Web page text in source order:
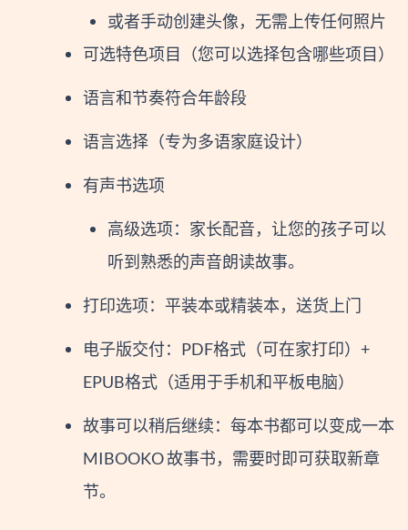
或者手动创建头像，无需上传任何照片
可选特色项目（您可以选择包含哪些项目）
语言和节奏符合年龄段
语言选择（专为多语家庭设计）
有声书选项
高级选项：家长配音，让您的孩子可以
听到熟悉的声音朗读故事。
打印选项：平装本或精装本，送货上门
电子版交付：PDF格式（可在家打印）+
EPUB格式（适用于手机和平板电脑）
故事可以稍后继续：每本书都可以变成一本
MIBOOKO 故事书，需要时即可获取新章
节。